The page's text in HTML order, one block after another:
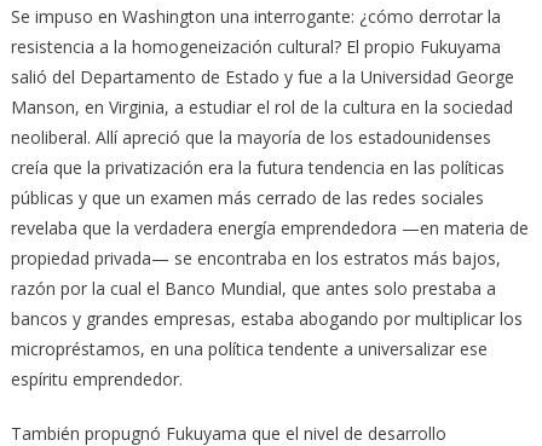
Se impuso en Washington una interrogante: ¿cómo derrotar la
resistencia a la homogeneización cultural? El propio Fukuyama
salió del Departamento de Estado y fue a la Universidad George
Manson, en Virginia, a estudiar el rol de la cultura en la sociedad
neoliberal. Allí apreció que la mayoría de los estadounidenses
creía que la privatización era la futura tendencia en las políticas
públicas y que un examen más cerrado de las redes sociales
revelaba que la verdadera energía emprendedora —en materia de
propiedad privada— se encontraba en los estratos más bajos,
razón por la cual el Banco Mundial, que antes solo prestaba a
bancos y grandes empresas, estaba abogando por multiplicar los
micropréstamos, en una política tendente a universalizar ese
espíritu emprendedor.
También propugnó Fukuyama que el nivel de desarrollo